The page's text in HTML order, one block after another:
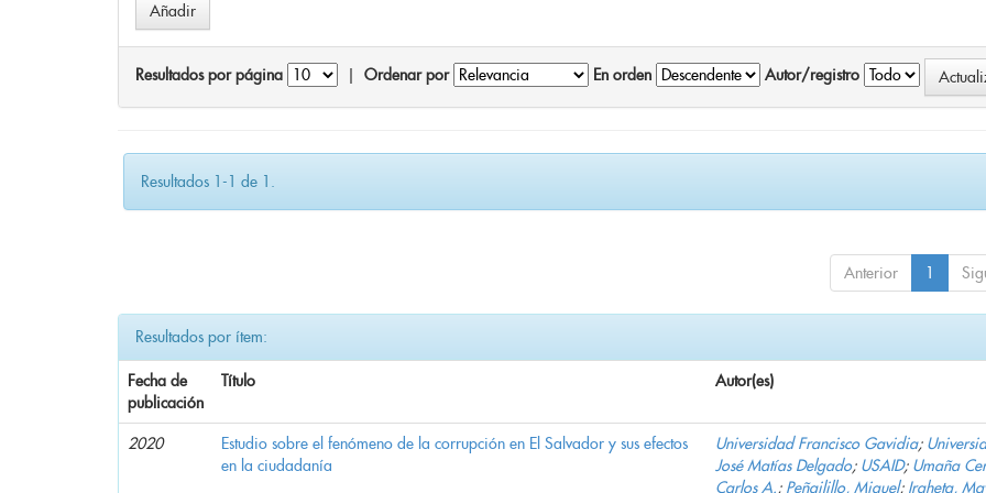
Resultados por página Ordenar por En orden Autor/registro
Resultados 1-1 de 1.
Anterior 1
Resultados por ítem:
Fecha de
publicación
Título Autor(es)
2020
Estudio sobre el fenómeno de la corrupción en El Salvador y sus efectos
en la ciudadanía
Universidad Francisco Gavidia;
José Matías Delgado; USAID; Umaña
Carlos A.; Peñailillo, Miguel; Iraheta,